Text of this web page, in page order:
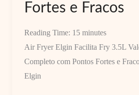
Fortes e Fracos
Reading Time: 15 minutes
Air Fryer Elgin Facilita Fry 3.5L
Completo com Pontos Fortes e
Elgin